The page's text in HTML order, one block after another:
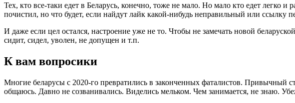
Тех, кто все-таки едет в Беларусь, конечно, тоже не мало. Но мало кто едет
почистил, но что будет, если найдут лайк какой-нибудь неправильный или ссылку
И даже если цел остался, настроение уже не то. Чтобы не замечать новой
сидит, сидел, уволен, не допущен и т.п.
К вам вопросики
Многие беларусы с 2020-го превратились в законченных фаталистов.
общаюсь. Давно не созванивались. Виделись мельком. Чем занимается, не знаю.